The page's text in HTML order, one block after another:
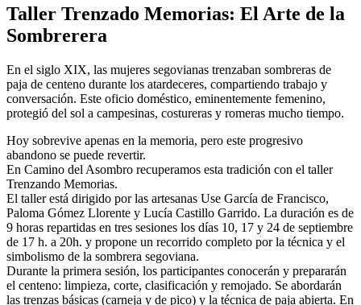
Taller Trenzado Memorias: El Arte de la
Sombrerera
En el siglo XIX, las mujeres segovianas trenzaban sombreras de
paja de centeno durante los atardeceres, compartiendo trabajo y
conversación. Este oficio doméstico, eminentemente femenino,
protegió del sol a campesinas, costureras y romeras mucho tiempo.
Hoy sobrevive apenas en la memoria, pero este progresivo
abandono se puede revertir.
En Camino del Asombro recuperamos esta tradición con el taller
Trenzando Memorias.
El taller está dirigido por las artesanas Use García de Francisco,
Paloma Gómez Llorente y Lucía Castillo Garrido. La duración es de
9 horas repartidas en tres sesiones los días 10, 17 y 24 de septiembre
de 17 h. a 20h. y propone un recorrido completo por la técnica y el
simbolismo de la sombrera segoviana.
Durante la primera sesión, los participantes conocerán y prepararán
el centeno: limpieza, corte, clasificación y remojado. Se abordarán
las trenzas básicas (carneja y de pico) y la técnica de paja abierta. En